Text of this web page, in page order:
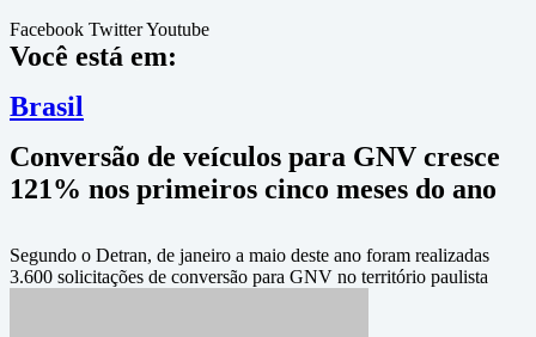
Facebook TwitterYoutube
Você está em:
Brasil
Conversão de veículos para GNV cresce
121% nos primeiros cinco meses do ano
Segundo o Detran, de janeiro a maio deste ano foram realizadas
3.600 solicitações de conversão para GNV no território paulista